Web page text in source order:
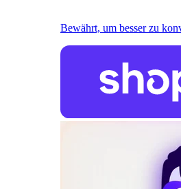
Bewährt, um besser zu